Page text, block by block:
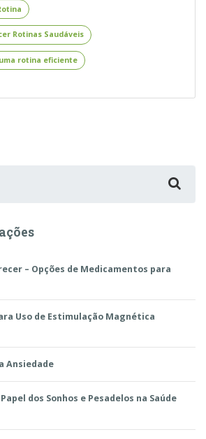
Rotinas Saudáveis
rotina eficiente
– Opções de Medicamentos para
Uso de Estimulação Magnética
Ansiedade
dos Sonhos e Pesadelos na Saúde